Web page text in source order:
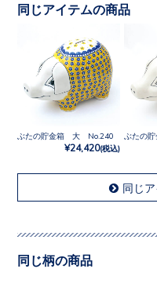
同じアイテムの商品
ぶたの貯金箱 大 No.240
¥24,420(税込)
ぶたの
同じ
同じ柄の商品